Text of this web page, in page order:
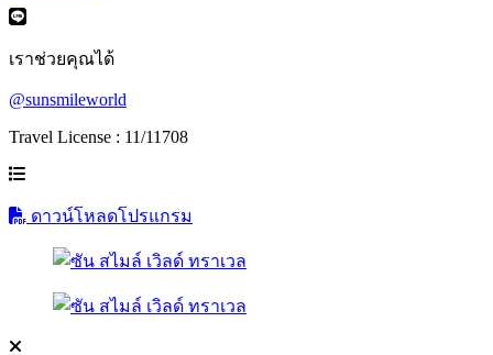
เราช่วยคุณได้
@sunsmileworld
Travel License : 11/11708
ดาวน์โหลดโปรแกรม